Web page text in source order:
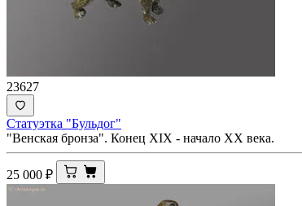
23627
Статуэтка "Бульдог"
"Венская бронза". Конец XIX - начало ХХ века.
25 000 ₽